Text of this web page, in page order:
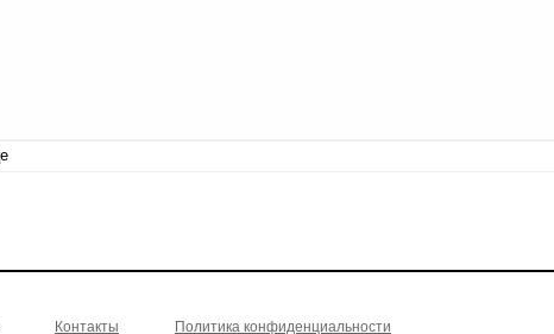
Контакты Политика конфиденциальности